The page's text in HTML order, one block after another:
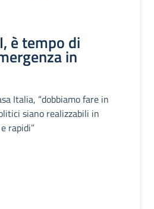
è tempo di
in
Italia, “dobbiamo fare in
siano realizzabili in
rapidi”